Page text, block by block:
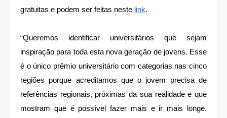
gratuitas e podem ser feitas neste link.
“Queremos identificar universitários que sejam
inspiração para toda esta nova geração de jovens. Esse
é o único prêmio universitário com categorias nas cinco
regiões porque acreditamos que o jovem precisa de
referências regionais, próximas da sua realidade e que
mostram que é possível fazer mais e ir mais longe.